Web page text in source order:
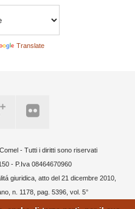
Translate
- Tutti i diritti sono riservati
- P.Iva 08464670960
giuridica, atto del 21 dicembre 2010,
n. 1178, pag. 5396, vol. 5°